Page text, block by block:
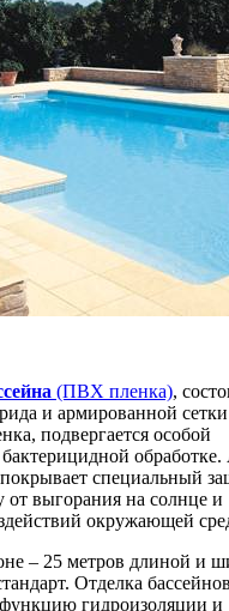
(ПВХ пленка),
и армированной
подвергается особой
специальный
выгорания на солнце и
окружающей
– 25 метров длиной и
Отделка
гидроизоляции и